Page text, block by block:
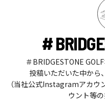
#
＃BRIDGESTONE
投稿いただいた中から
（当社公式Instagramアカ
ウント等